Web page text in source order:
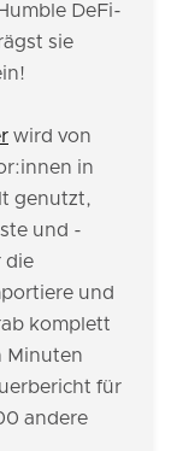
DeFi-
sie
wird von
in
genutzt,
und -
die
und
komplett
Minuten
für
andere